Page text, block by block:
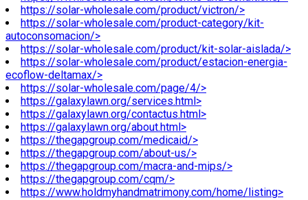
https://solar-wholesale.com/product/victron/>
https://solar-wholesale.com/product-category/kit-
autoconsomacion/>
https://solar-wholesale.com/product/kit-solar-aislada/>
https://solar-wholesale.com/product/estacion-energia-
ecoflow-deltamax/>
https://solar-wholesale.com/page/4/>
https://galaxylawn.org/services.html>
https://galaxylawn.org/contactus.html>
https://galaxylawn.org/about.html>
https://thegapgroup.com/medicaid/>
https://thegapgroup.com/about-us/>
https://thegapgroup.com/macra-and-mips/>
https://thegapgroup.com/cqm/>
https://www.holdmyhandmatrimony.com/home/listing>